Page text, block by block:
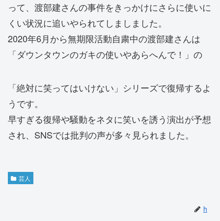
って、渡部建さんの事件をきっかけにさらに使いに
くい状況に追いやられてしましました。
2020年6月から無期限活動自粛中の渡部建さんは
「ダウンタウンのガキの使いやあらへんで！」の
「絶対に笑ってはいけない」シリーズで復帰するよ
うです。
早すぎる復帰や騒動をネタに笑いを誘う演出が予想
され、SNSでは批判の声が多々見られました。
芸人
h